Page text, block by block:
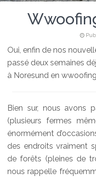
Oui, enfin de nos
passé deux semaines
à Noresund en
Bien sur, nous avons
(plusieurs fermes
énormément
des endroits vraiment
de forêts (pleines de
nous rappelle